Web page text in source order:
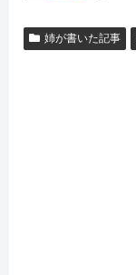
姉が書いた記事